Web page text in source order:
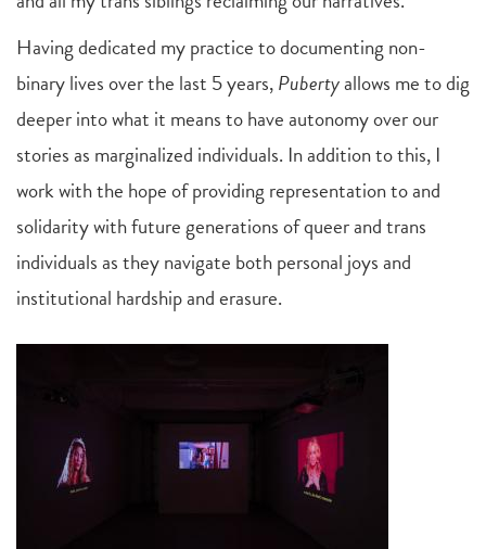
Having dedicated my practice to documenting non-
binary lives over the last 5 years,Pubertyallows me to dig
deeper into what it means to have autonomy over our
stories as marginalized individuals. In addition to this, I
work with the hope of providing representation to and
solidarity with future generations of queer and trans
individuals as they navigate both personal joys and
institutional hardship and erasure.